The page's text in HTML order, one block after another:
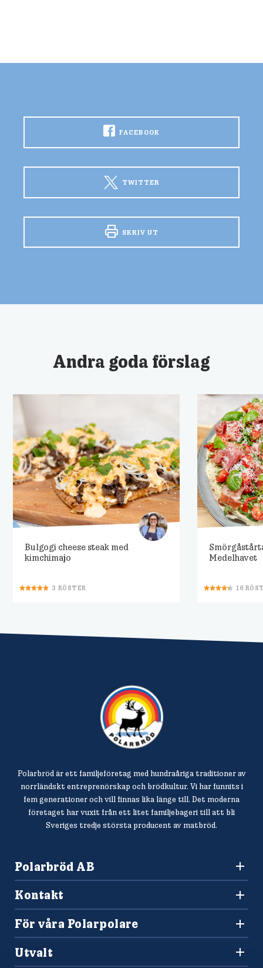
FACEBOOK
TWITTER
SKRIV UT
Andra goda förslag
Bulgogi cheese steak med
kimchimajo
3 RÖSTER
Medelhavet
16
Polarbröd är ett familjeföretag med hundraåriga traditioner av
norrländskt entreprenörskap och brödkultur. Vi har funnits i
fem generationer och vill finnas lika länge till. Det moderna
företaget har vuxit från ett litet familjebageri till att bli
Sveriges tredje största producent av matbröd.
Polarbröd AB
010-450 60 00
info@polarbrod.se
Kontakt
Konsumentkontakt och reklamation
Frågor och svar
Press och nyhetsrum
Sponsring
För våra Polarpolare
Tävlingar
Utvalt